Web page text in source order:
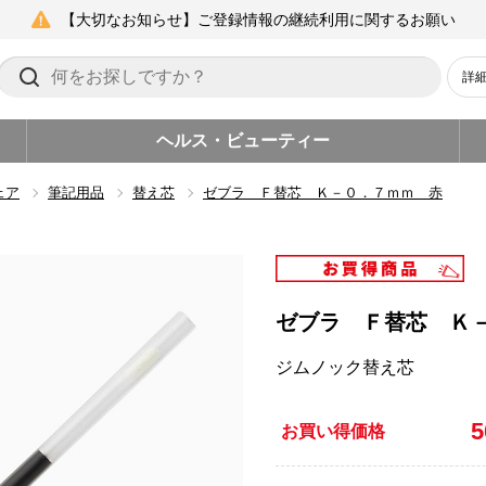
【大切なお知らせ】ご登録情報の継続利用に関するお願い
詳
ヘルス・ビューティー
ア 筆記用品 替え芯 ゼブラ Ｆ替芯 Ｋ－０．７ｍｍ 赤
ゼブラ Ｆ替芯 Ｋ
ジムノック替え芯
お買い得価格